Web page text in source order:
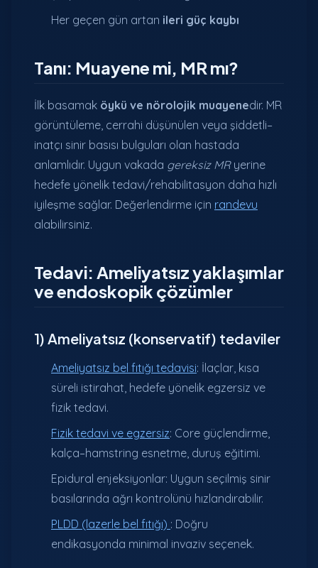
Her geçen gün artan ileri güç kaybı
Tanı: Muayene mi, MR mı?
İlk basamak öykü ve nörolojik muayenedir. MR
görüntüleme, cerrahi düşünülen veya şiddetli–
inatçı sinir basısı bulguları olan hastada
anlamlıdır. Uygun vakada gereksiz MRyerine
hedefe yönelik tedavi/rehabilitasyon daha hızlı
iyileşme sağlar. Değerlendirme için randevu
alabilirsiniz.
Tedavi: Ameliyatsız yaklaşımlar
ve endoskopik çözümler
1) Ameliyatsız (konservatif) tedaviler
Ameliyatsız bel fıtığı tedavisi: İlaçlar, kısa
süreli istirahat, hedefe yönelik egzersiz ve
fizik tedavi.
Fizik tedavi ve egzersiz: Core güçlendirme,
kalça–hamstring esnetme, duruş eğitimi.
Epidural enjeksiyonlar: Uygun seçilmiş sinir
basılarında ağrı kontrolünü hızlandırabilir.
PLDD (lazerle bel fıtığı) : Doğru
endikasyonda minimal invaziv seçenek.